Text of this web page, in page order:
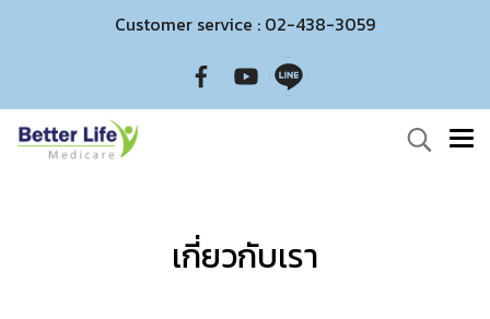
Customer service : 02-438-3059
เกี่ยวกับเรา